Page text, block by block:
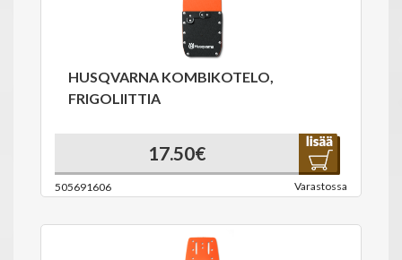
HUSQVARNA KOMBIKOTELO,
FRIGOLIITTIA
17.50€
505691606 Varastossa